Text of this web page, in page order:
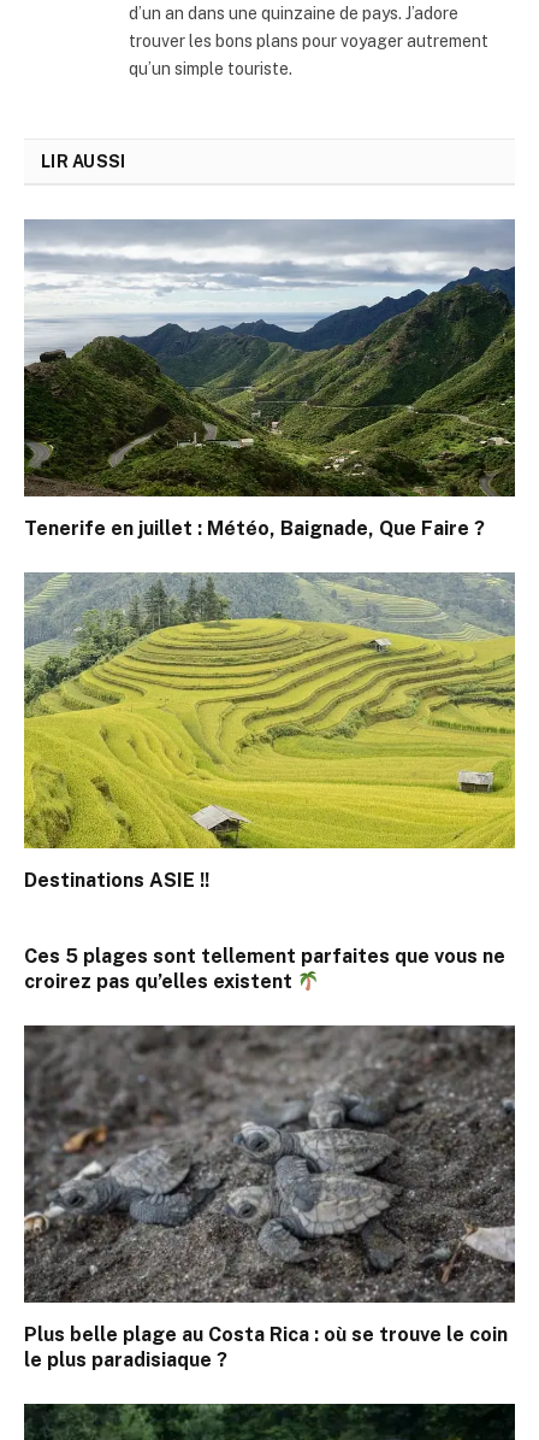
d’un an dans une quinzaine de pays. J’adore
trouver les bons plans pour voyager autrement
qu’un simple touriste.
LIR AUSSI
Tenerife en juillet : Météo, Baignade, Que Faire ?
Destinations ASIE !!
Ces 5 plages sont tellement parfaites que vous ne
croirez pas qu’elles existent
Plus belle plage au Costa Rica : où se trouve le coin
le plus paradisiaque ?